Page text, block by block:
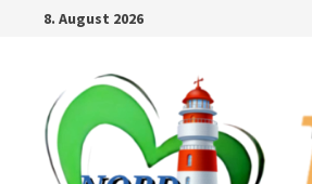
8. August 2026